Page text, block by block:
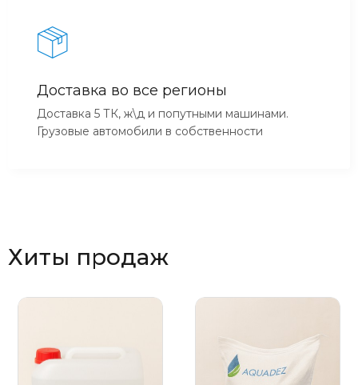
Доставка во все регионы
Доставка 5 ТК, ж\д и попутными машинами.
Грузовые автомобили в собственности
Хиты продаж